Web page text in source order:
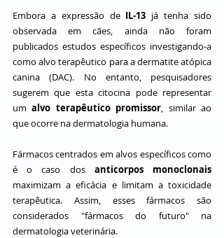
Embora a expressão de IL-13 já tenha sido
observada em cães, ainda não foram
publicados estudos específicos investigando-a
como alvo terapêutico para a dermatite atópica
canina (DAC). No entanto, pesquisadores
sugerem que esta citocina pode representar
um alvo terapêutico promissor, similar ao
que ocorre na dermatologia humana.
Fármacos centrados em alvos específicos como
é o caso dos
maximizam a eficácia e limitam a toxicidade
terapêutica. Assim, esses fármacos são
considerados "fármacos do futuro" na
dermatologia veterinária.